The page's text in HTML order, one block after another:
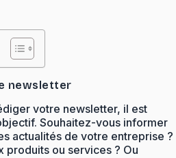
newsletter
votre newsletter, il est
Souhaitez-vous informer
actualités de votre entreprise ?
produits ou services ? Ou